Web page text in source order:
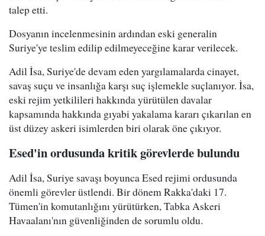
talep etti.
Dosyanın incelenmesinin ardından eski generalin
Suriye'ye teslim edilip edilmeyeceğine karar verilecek.
Adil İsa, Suriye'de devam eden yargılamalarda cinayet,
savaş suçu ve insanlığa karşı suç işlemekle suçlanıyor. İsa,
eski rejim yetkilileri hakkında yürütülen davalar
kapsamında hakkında gıyabi yakalama kararı çıkarılan en
üst düzey askeri isimlerden biri olarak öne çıkıyor.
Esed'in ordusunda kritik görevlerde bulundu
Adil İsa, Suriye savaşı boyunca Esed rejimi ordusunda
önemli görevler üstlendi. Bir dönem Rakka'daki 17.
Tümen'in komutanlığını yürütürken, Tabka Askeri
Havaalanı'nın güvenliğinden de sorumlu oldu.